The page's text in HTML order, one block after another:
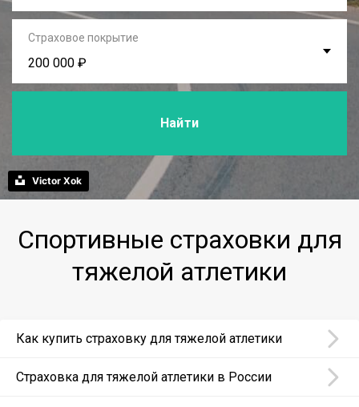
Victor Xok
Страховое покрытие
200 000 ₽
Найти
Спортивные страховки для
тяжелой атлетики
Как купить страховку для тяжелой атлетики
Страховка для тяжелой атлетики в России